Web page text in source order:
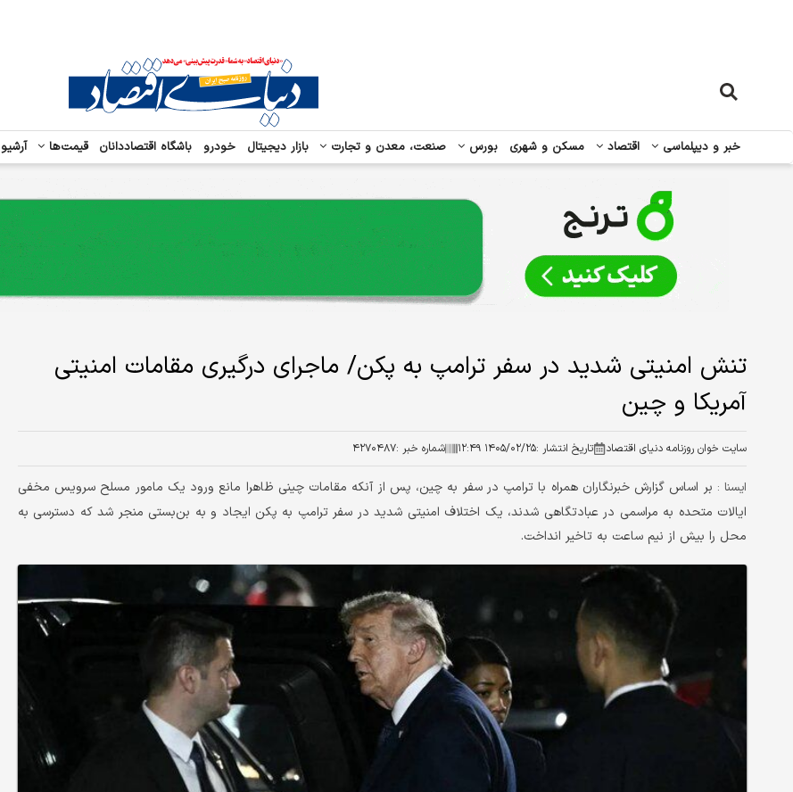
خبر و دیپلماسی اقتصاد مسکن و شهری بورس صنعت، معدن و تجارت بازار دیجیتال خودرو باشگاه اقتصاددانان قیمت‌ها آرشیو
تنش امنیتی شدید در سفر ترامپ به پکن/ ماجرای درگیری مقامات امنیتی
آمریکا و چین
سایت خوان روزنامه دنیای اقتصاد تاریخ انتشار :۱۴۰۵/۰۲/۲۵ ۱۲:۴۹ شماره خبر :۴۲۷۰۴۸۷
ايسنا : بر اساس گزارش‌ خبرنگاران همراه با ترامپ در سفر به چین، پس از آنکه مقامات چینی ظاهرا مانع ورود یک مامور مسلح سرویس مخفی
ایالات متحده به مراسمی در عبادتگاهی ​​شدند، یک اختلاف امنیتی شدید در سفر ترامپ به پکن ایجاد و به بن‌بستی منجر شد که دسترسی به
محل را بیش از نیم ساعت به تاخیر انداخت.